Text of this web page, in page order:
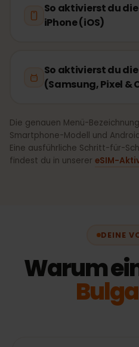
So aktivierst du
iPhone (iOS)
So aktivierst du
(Samsung, Pixel &
Die genauen Menü-
Smartphone-Modell und
Eine ausführliche Schritt-für-
findest du in unserer eSIM-
DEINE
Warum